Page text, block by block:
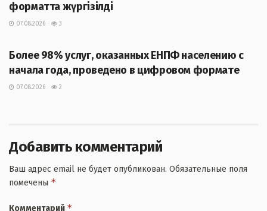
форматта жүргізілді
07.08.2026
3
Более 98% услуг, оказанных ЕНПФ населению с
начала года, проведено в цифровом формате
07.08.2026 2
Добавить комментарий
Ваш адрес email не будет опубликован. Обязательные поля
помечены *
Комментарий *